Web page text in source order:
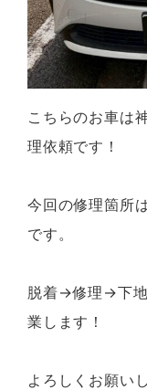
こちらのお車は
理依頼です！
今回の修理箇所
です。
脱着→修理→下
業します！
よろしくお願い